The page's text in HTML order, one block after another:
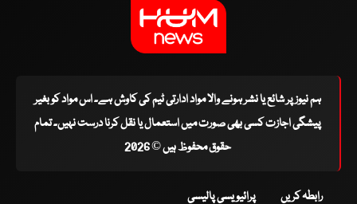
ہم نیوز پر شائع یا نشر ہونے والا مواد ادارتی ٹیم کی کاوش ہے۔ اس مواد کو بغیر
پیشگی اجازت کسی بھی صورت میں استعمال یا نقل کرنا درست نہیں۔ تمام
حقوق محفوظ ہیں © 2026
رابطہ کریں پرائیویسی پالیسی